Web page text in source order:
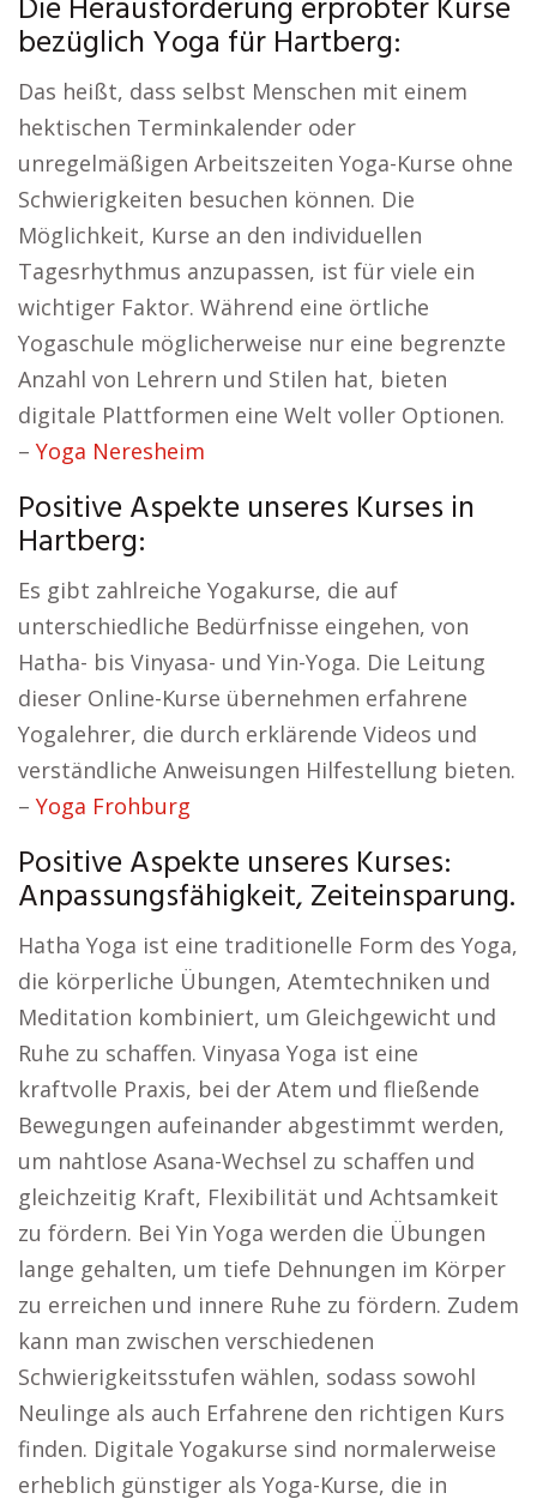
Die Herausforderung erprobter Kurse
bezüglich Yoga für Hartberg:
Das heißt, dass selbst Menschen mit einem
hektischen Terminkalender oder
unregelmäßigen Arbeitszeiten Yoga-Kurse ohne
Schwierigkeiten besuchen können. Die
Möglichkeit, Kurse an den individuellen
Tagesrhythmus anzupassen, ist für viele ein
wichtiger Faktor. Während eine örtliche
Yogaschule möglicherweise nur eine begrenzte
Anzahl von Lehrern und Stilen hat, bieten
digitale Plattformen eine Welt voller Optionen.
– Yoga Neresheim
Positive Aspekte unseres Kurses in
Hartberg:
Es gibt zahlreiche Yogakurse, die auf
unterschiedliche Bedürfnisse eingehen, von
Hatha- bis Vinyasa- und Yin-Yoga. Die Leitung
dieser Online-Kurse übernehmen erfahrene
Yogalehrer, die durch erklärende Videos und
verständliche Anweisungen Hilfestellung bieten.
– Yoga Frohburg
Positive Aspekte unseres Kurses:
Anpassungsfähigkeit, Zeiteinsparung.
Hatha Yoga ist eine traditionelle Form des Yoga,
die körperliche Übungen, Atemtechniken und
Meditation kombiniert, um Gleichgewicht und
Ruhe zu schaffen. Vinyasa Yoga ist eine
kraftvolle Praxis, bei der Atem und fließende
Bewegungen aufeinander abgestimmt werden,
um nahtlose Asana-Wechsel zu schaffen und
gleichzeitig Kraft, Flexibilität und Achtsamkeit
zu fördern. Bei Yin Yoga werden die Übungen
lange gehalten, um tiefe Dehnungen im Körper
zu erreichen und innere Ruhe zu fördern. Zudem
kann man zwischen verschiedenen
Schwierigkeitsstufen wählen, sodass sowohl
Neulinge als auch Erfahrene den richtigen Kurs
finden. Digitale Yogakurse sind normalerweise
erheblich günstiger als Yoga-Kurse, die in